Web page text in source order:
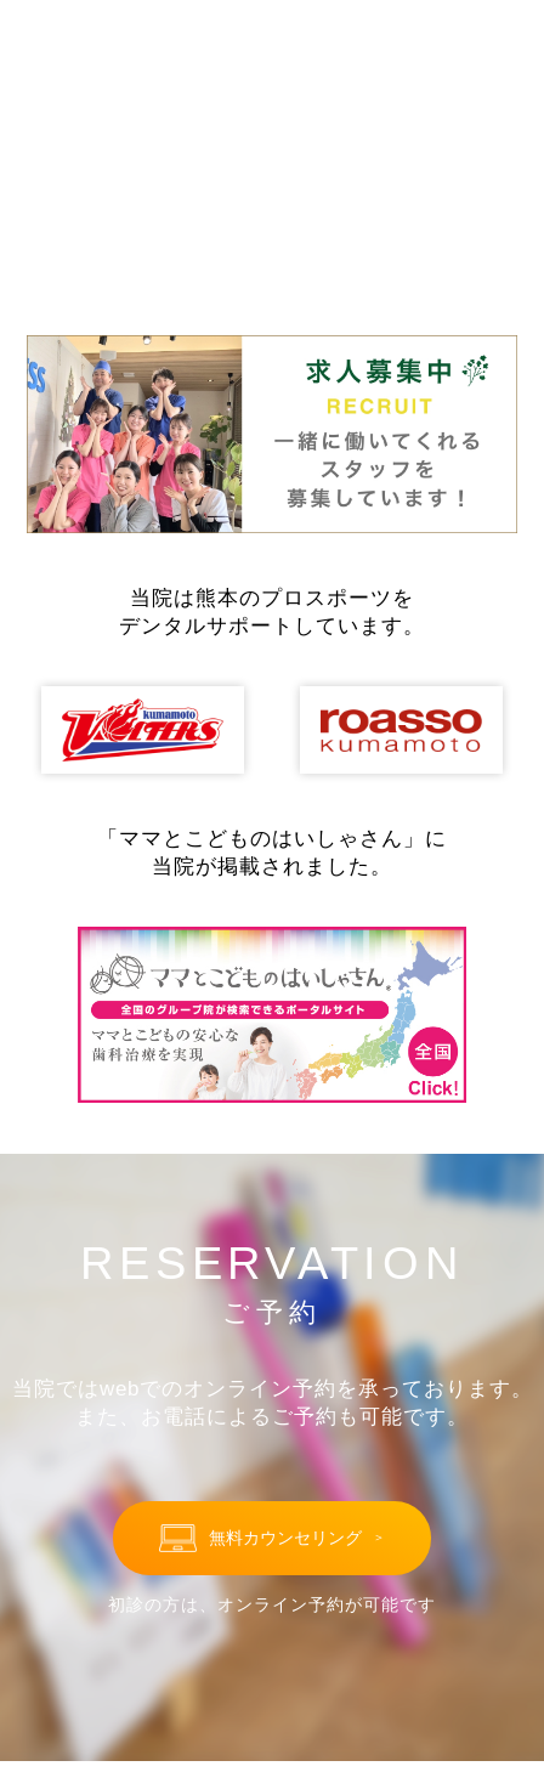
当院は熊本のプロスポーツを
デンタルサポートしています。
「ママとこどものはいしゃさん」に
当院が掲載されました。
RESERVATION
ご予約
当院ではwebでのオンライン予約を承っております。
また、お電話によるご予約も可能です。
無料カウンセリング ＞
初診の方は、オンライン予約が可能です